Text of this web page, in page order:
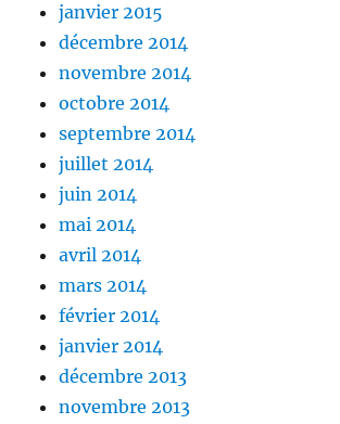
janvier 2015
décembre 2014
novembre 2014
octobre 2014
septembre 2014
juillet 2014
juin 2014
mai 2014
avril 2014
mars 2014
février 2014
janvier 2014
décembre 2013
novembre 2013